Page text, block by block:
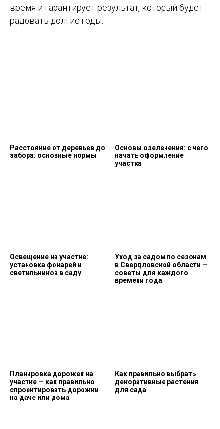
время и гарантирует результат, который будет
радовать долгие годы.
Расстояние от деревьев до
забора: основные нормы
Основы озеленения: с чего
начать оформление
участка
Освещение на участке:
установка фонарей и
светильников в саду
Уход за садом по сезонам
в Свердловской области —
советы для каждого
времени года
Планировка дорожек на
участке — как правильно
спроектировать дорожки
на даче или дома
Как правильно выбрать
декоративные растения
для сада